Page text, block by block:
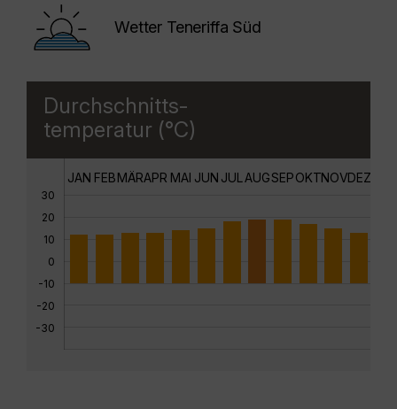
Wetter Teneriffa Süd
Durchschnitts-
temperatur (°C)
30
20
10
0
-10
-20
-30
JAN FEBMÄRAPR MAI JUN JUL AUGSEPOKTNOVDEZ